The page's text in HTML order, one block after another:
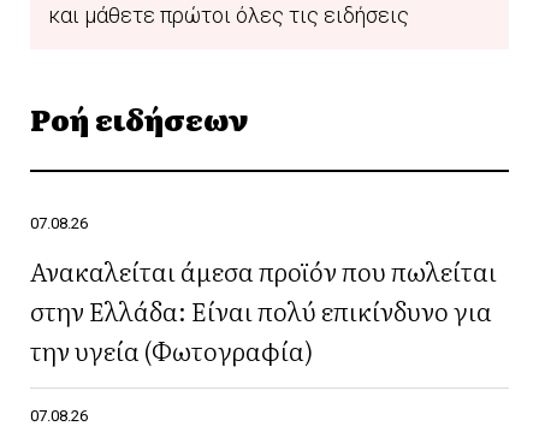
και μάθετε πρώτοι όλες τις ειδήσεις
Ροή ειδήσεων
07.08.26
Ανακαλείται άμεσα προϊόν που πωλείται
στην Ελλάδα: Είναι πολύ επικίνδυνο για
την υγεία (Φωτογραφία)
07.08.26